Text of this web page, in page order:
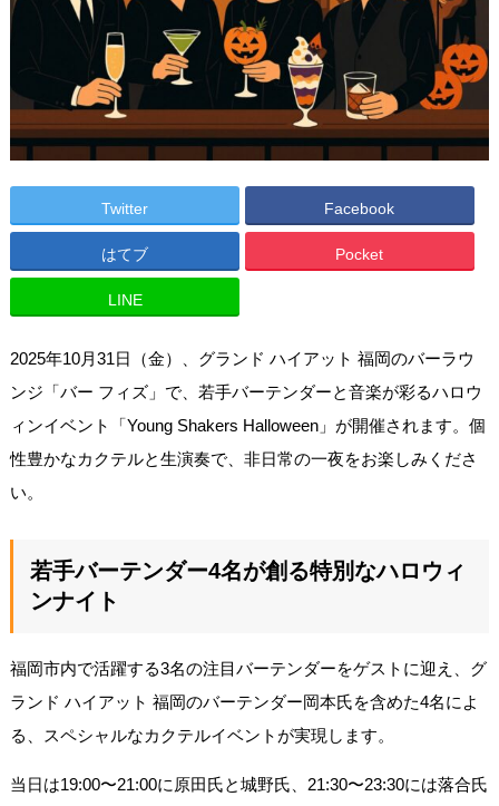
Twitter Facebook
はてブ Pocket
LINE
2025年10月31日（金）、グランド ハイアット 福岡のバーラウ
ンジ「バー フィズ」で、若手バーテンダーと音楽が彩るハロウ
ィンイベント「Young Shakers Halloween」が開催されます。個
性豊かなカクテルと生演奏で、非日常の一夜をお楽しみくださ
い。
若手バーテンダー4名が創る特別なハロウィ
ンナイト
福岡市内で活躍する3名の注目バーテンダーをゲストに迎え、グ
ランド ハイアット 福岡のバーテンダー岡本氏を含めた4名によ
る、スペシャルなカクテルイベントが実現します。
当日は19:00〜21:00に原田氏と城野氏、21:30〜23:30には落合氏